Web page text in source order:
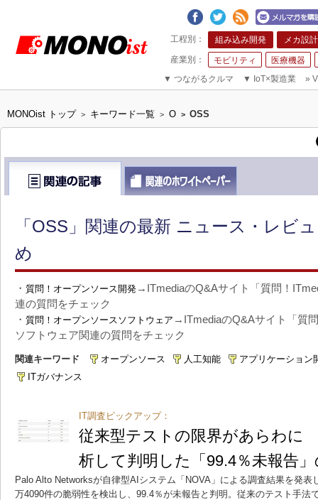
組み込み開発 メカ設計
モビリティ
医療機器
▼ つながるクルマ ▼ IoT×製造業 »
MONOist トップ > キーワード一覧 > O > OSS
「OSS」関連の最新 ニュース・レビ
め
・ 質問！オープンソース開発 →ITmediaのQ&Aサイト「質問！
連の質問をチェック
・ 質問！オープンソースソフトウェア →ITmediaのQ&Aサイト「質
ソフトウェア関連の質問をチェック
関連キーワード オープンソース 人工知能
アプリケーション
ITガバナンス
IT調査ピックアップ：
従来型テストの限界があらわに
析して判明した「99.4％未報告
Palo Alto Networksが自律型AIシステム「NOVA」による調査結果を発表
万4090件の脆弱性を検出し、99.4％が未報告と判明。従来のテスト手法